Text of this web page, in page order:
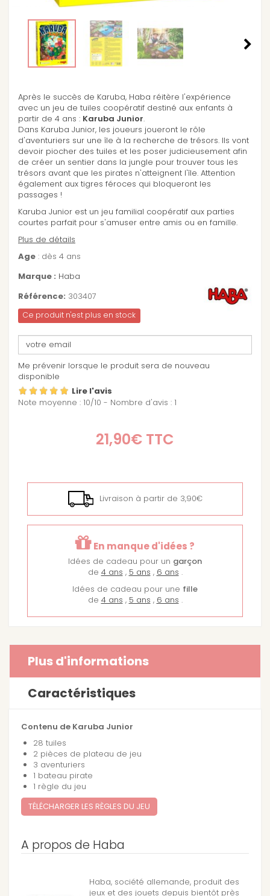
Après le succès de Karuba, Haba réitère l'expérience
avec un jeu de tuiles coopératif destiné aux enfants à
partir de 4 ans : Karuba Junior.
Dans Karuba Junior, les joueurs joueront le rôle
d'aventuriers sur une île à la recherche de trésors. Ils vont
devoir piocher des tuiles et les poser judicieusement afin
de créer un sentier dans la jungle pour trouver tous les
trésors avant que les pirates n'atteignent l'île. Attention
également aux tigres féroces qui bloqueront les
passages !
Karuba Junior est un jeu familial coopératif aux parties
courtes parfait pour s'amuser entre amis ou en famille.
Plus de détails
Age : dès 4 ans
Marque : Haba
Référence: 303407
Ce produit n'est plus en stock
Me prévenir lorsque le produit sera de nouveau
disponible
Lire l'avis
Note moyenne : 10/10 - Nombre d'avis : 1
21,90€ TTC
Livraison à partir de 3,90€
En manque d'idées ?
Idées de cadeau pour un garçon
de 4 ans , 5 ans , 6 ans .
Idées de cadeau pour une fille
de 4 ans , 5 ans , 6 ans .
Plus d'informations
Caractéristiques
Contenu de Karuba Junior
28 tuiles
2 pièces de plateau de jeu
3 aventuriers
1 bateau pirate
1 règle du jeu
TÉLÉCHARGER LES RÈGLES DU JEU
A propos de Haba
Haba, société allemande, produit des
jeux et des jouets depuis bientôt près